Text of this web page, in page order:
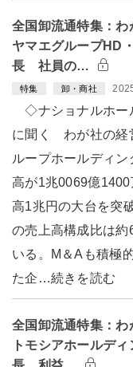
全国卸流通特集：わ
ヤマエグループHD
長 社員の…
特集 卸・商社
◇ナショナルホー
に聞く わが社の
ループホールディン
高が1兆0069億
高1兆円の大台を突
の売上高構成比は約
いる。M＆Aも積極
た企…続きを読む
全国卸流通特集：わ
トモシアホールデ